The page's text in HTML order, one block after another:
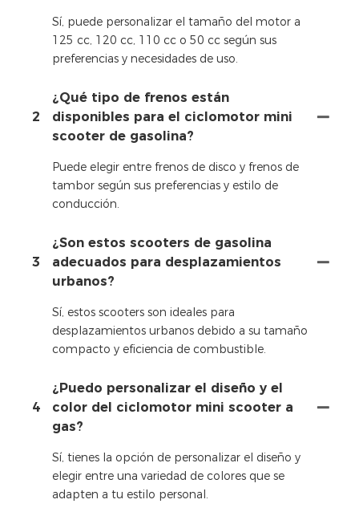
Sí, puede personalizar el tamaño del motor a
125 cc, 120 cc, 110 cc o 50 cc según sus
preferencias y necesidades de uso.
2
¿Qué tipo de frenos están
disponibles para el ciclomotor mini
scooter de gasolina?
Puede elegir entre frenos de disco y frenos de
tambor según sus preferencias y estilo de
conducción.
3
¿Son estos scooters de gasolina
adecuados para desplazamientos
urbanos?
Sí, estos scooters son ideales para
desplazamientos urbanos debido a su tamaño
compacto y eficiencia de combustible.
4
¿Puedo personalizar el diseño y el
color del ciclomotor mini scooter a
gas?
Sí, tienes la opción de personalizar el diseño y
elegir entre una variedad de colores que se
adapten a tu estilo personal.